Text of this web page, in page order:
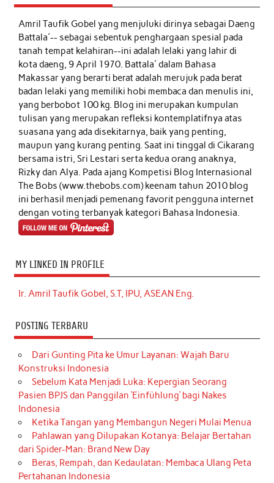
Amril Taufik Gobelyang menjuluki dirinya sebagai Daeng
Battala'-- sebagai sebentuk penghargaan spesial pada
tanah tempat kelahiran--ini adalah lelaki yang lahir di
kota daeng, 9 April 1970. Battala' dalam Bahasa
Makassar yang berarti berat adalah merujuk pada berat
badan lelaki yang memiliki hobi membaca dan menulis ini,
yang berbobot 100 kg. Blog ini merupakan kumpulan
tulisan yang merupakan refleksi kontemplatifnya atas
suasana yang ada disekitarnya, baik yang penting,
maupun yang kurang penting. Saat ini tinggal di Cikarang
bersama istri, Sri Lestari serta kedua orang anaknya,
Rizky dan Alya. Pada ajang Kompetisi Blog Internasional
The Bobs (www.thebobs.com) keenam tahun 2010 blog
ini berhasil menjadi pemenang favorit pengguna internet
dengan voting terbanyak kategori Bahasa Indonesia.
MY LINKED IN PROFILE
Ir. Amril Taufik Gobel, S.T, IPU, ASEAN Eng.
POSTING TERBARU
Dari Gunting Pita ke Umur Layanan: Wajah Baru
Konstruksi Indonesia
Sebelum Kata Menjadi Luka: Kepergian Seorang
Pasien BPJS dan Panggilan ‘Einfühlung’ bagi Nakes
Indonesia
Ketika Tangan yang Membangun Negeri Mulai Menua
Pahlawan yang Dilupakan Kotanya: Belajar Bertahan
dari Spider-Man: Brand New Day
Beras, Rempah, dan Kedaulatan: Membaca Ulang Peta
Pertahanan Indonesia